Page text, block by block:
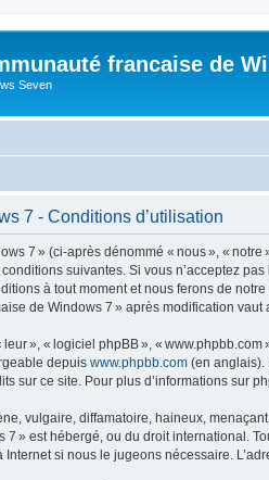
francaise de
Seven
7 - Conditions d’utilisation
7 » (ci-après dénommé « nous », «
suivantes. Si vous n’acceptez
à tout moment et nous ferons de
de Windows 7 » après modification vaut
», « logiciel phpBB », «
depuis www.phpbb.com (en anglais).
sur ce site. Pour plus d’informations sur
vulgaire, diffamatoire, haineux,
» est hébergé, ou du droit international.
si nous le jugeons nécessaire.